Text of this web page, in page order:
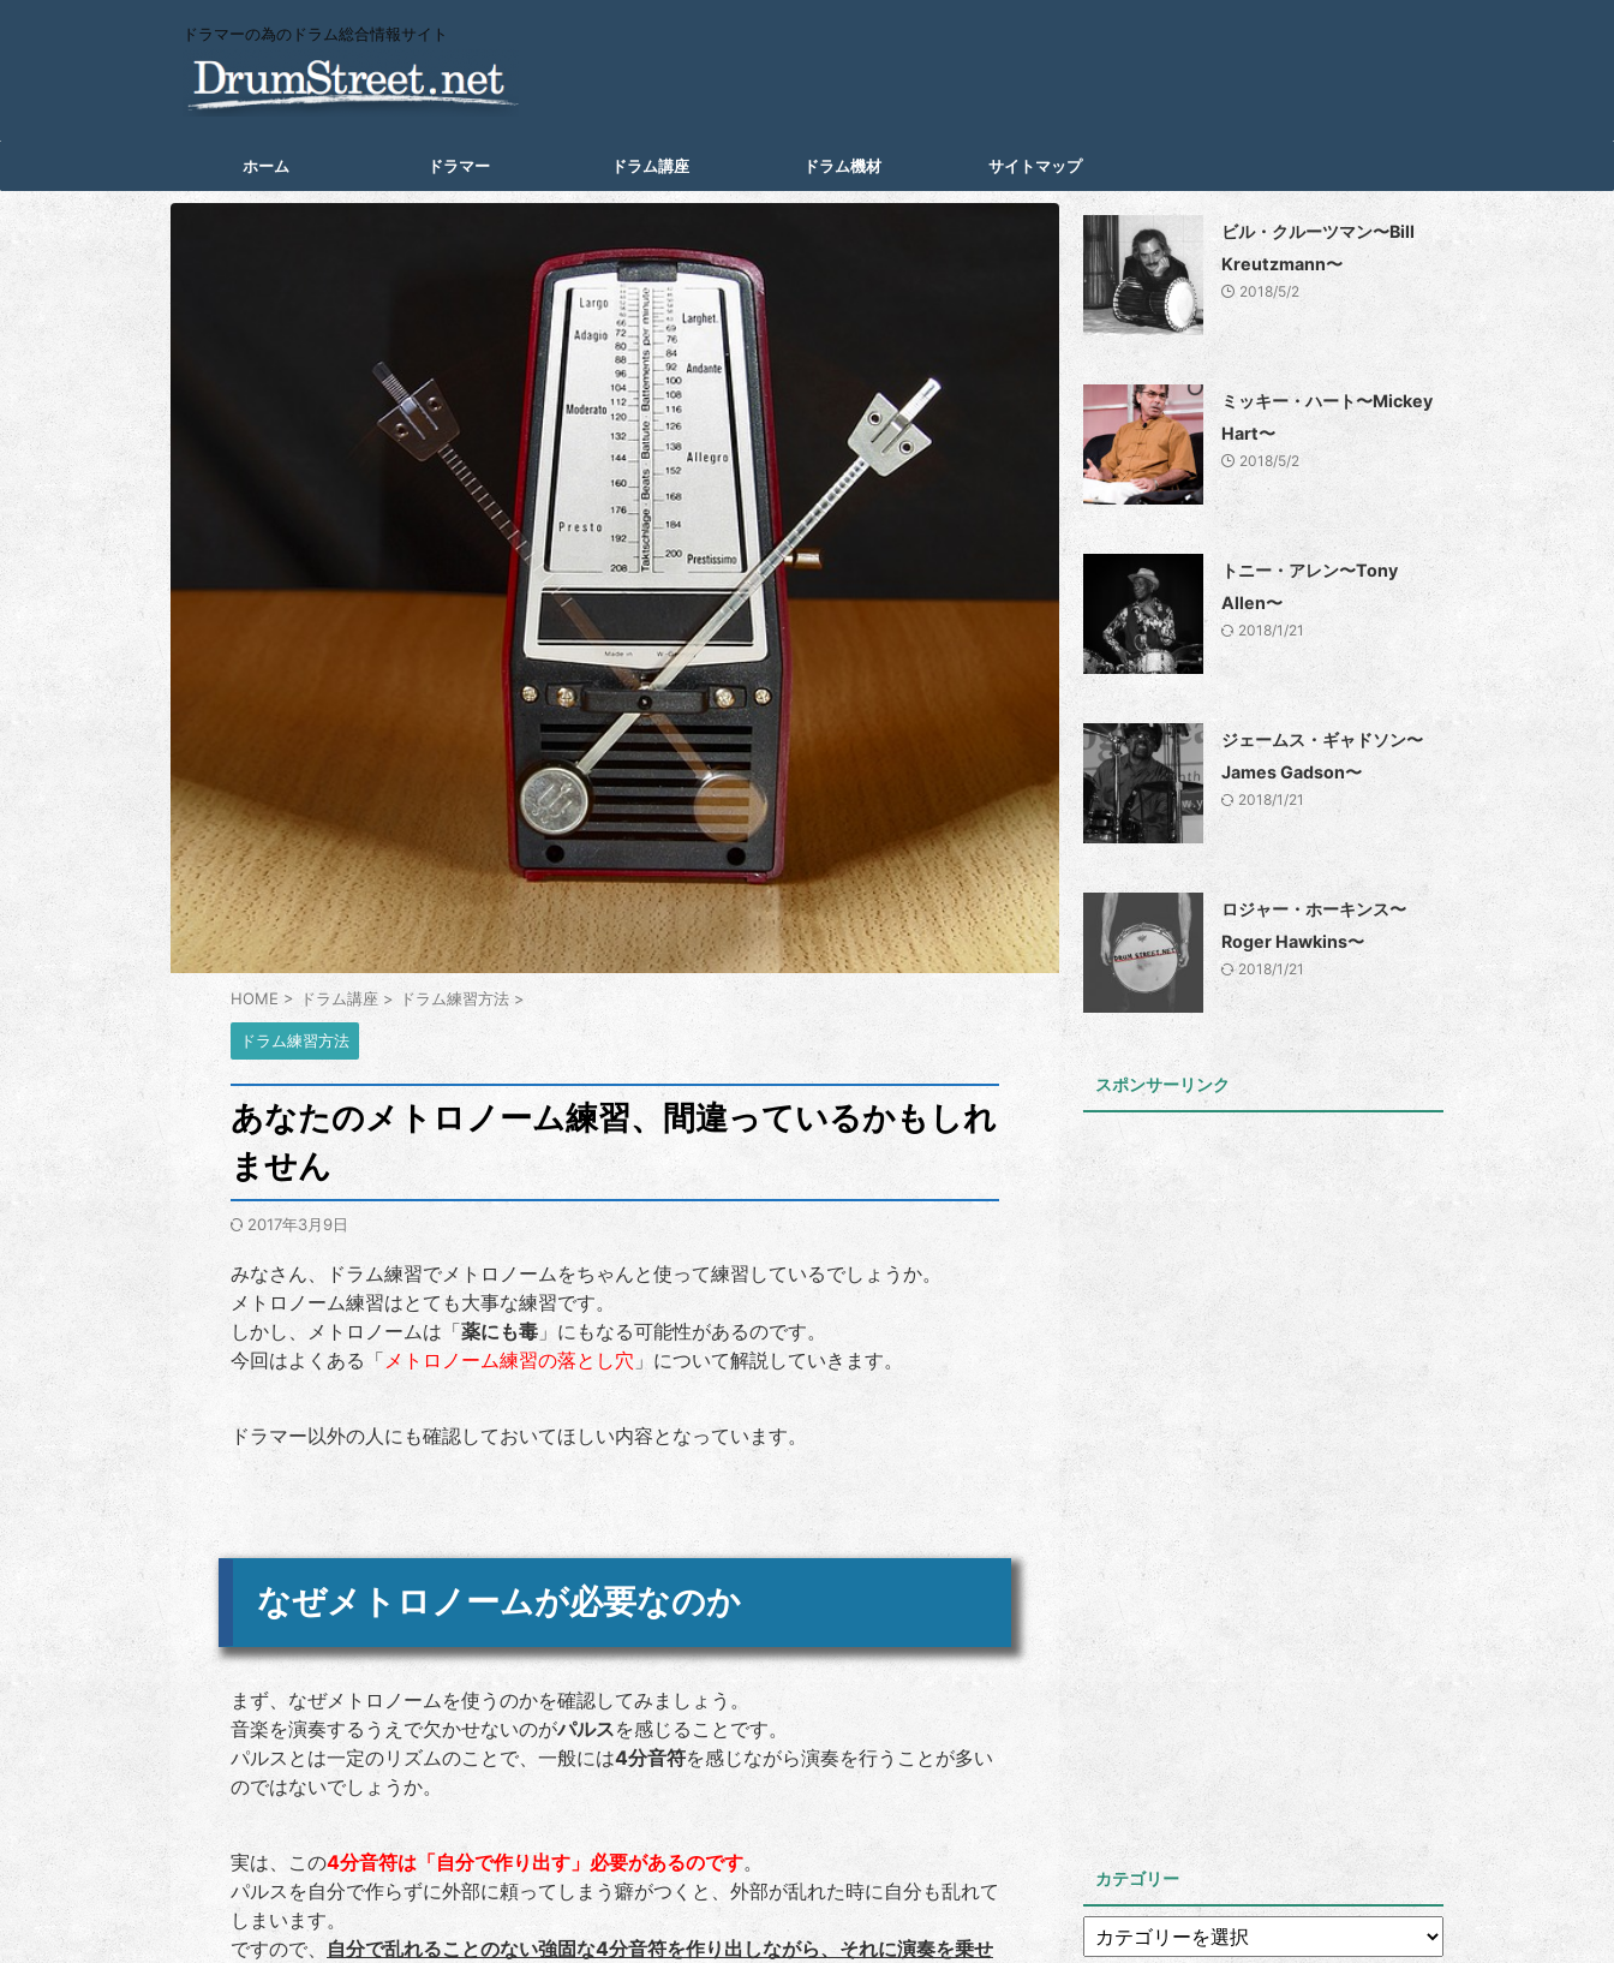
ドラマーの為のドラム総合情報サイト
ホーム ドラマー ドラム講座 ドラム機材 サイトマップ
HOME > ドラム講座 > ドラム練習方法 >
ドラム練習方法
あなたのメトロノーム練習、間違っているかもしれ
ません
2017年3月9日
みなさん、ドラム練習でメトロノームをちゃんと使って練習しているでしょうか。
メトロノーム練習はとても大事な練習です。
しかし、メトロノームは「薬にも毒 」にもなる可能性があるのです。
今回はよくある「 メトロノーム練習の落とし穴 」について解説していきます。
ドラマー以外の人にも確認しておいてほしい内容となっています。
なぜメトロノームが必要なのか
まず、なぜメトロノームを使うのかを確認してみましょう。
音楽を演奏するうえで欠かせないのがパルスを感じることです。
パルスとは一定のリズムのことで、一般には4分音符を感じながら演奏を行うことが多い
のではないでしょうか。
実は、この4分音符は「自分で作り出す」必要があるのです。
パルスを自分で作らずに外部に頼ってしまう癖がつくと、外部が乱れた時に自分も乱れて
しまいます。
ですので、 自分で乱れることのない強固な4分音符を作り出しながら、それに演奏を乗せ
ビル・クルーツマン〜Bill
Kreutzmann〜
2018/5/2
ミッキー・ハート〜Mickey
Hart〜
2018/5/2
トニー・アレン〜Tony
Allen〜
2018/1/21
ジェームス・ギャドソン〜
James Gadson〜
2018/1/21
ロジャー・ホーキンス〜
Roger Hawkins〜
2018/1/21
スポンサーリンク
カテゴリー